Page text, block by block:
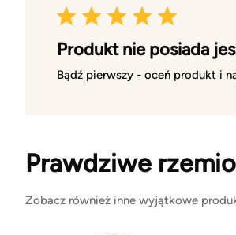
Produkt nie posiada
Bądź pierwszy - oceń produkt i
Prawdziwe
Zobacz również inne wyjątkowe